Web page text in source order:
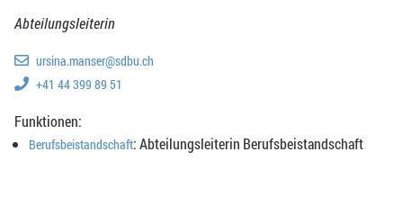
Abteilungsleiterin
ursina.manser@sdbu.ch
+41 44 399 89 51
Funktionen:
Berufsbeistandschaft: Abteilungsleiterin Berufsbeistandschaft